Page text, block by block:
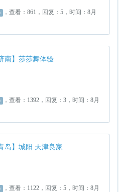
，查看：861，回复：5，时间：8月
南】莎莎舞体验
，查看：1392，回复：3，时间：8月
岛】城阳 天津良家
，查看：1122，回复：5，时间：8月